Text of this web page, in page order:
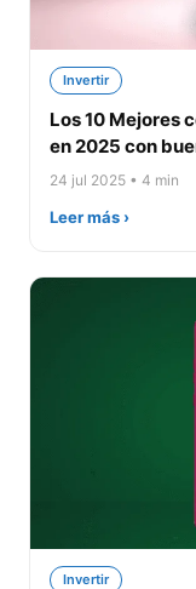
Invertir
Los 10 Mejores
en 2025 con
24 jul 2025 • 4 min
Leer más ›
Invertir